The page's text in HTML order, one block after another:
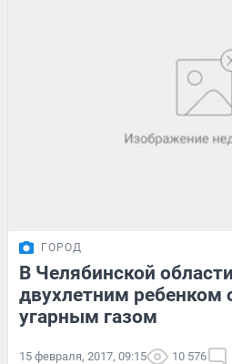
ГОРОД
В Челябинской
двухлетним ребенком
угарным газом
15 февраля, 2017, 09:15 10 576